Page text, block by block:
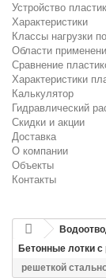
Устройство
Характеристики
Классы нагрузки
Области
Сравнение
Характеристики
Калькулятор
Гидравлический
Скидки и акции
Доставка
О компании
Объекты
Контакты
Бетонные лотки
решеткой